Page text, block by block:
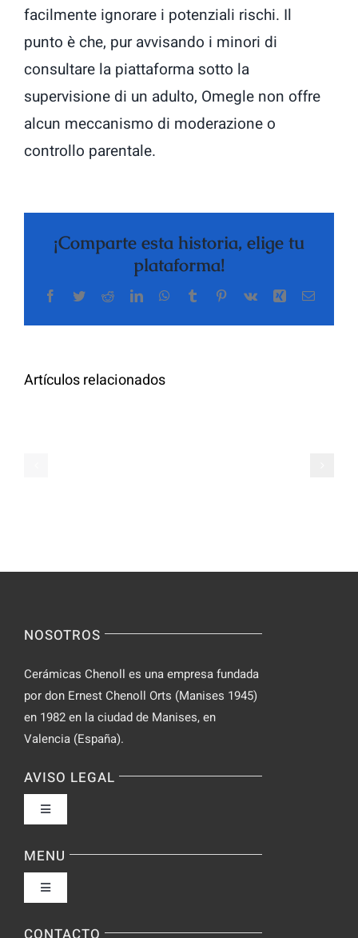
facilmente ignorare i potenziali rischi. Il
punto è che, pur avvisando i minori di
consultare la piattaforma sotto la
supervisione di un adulto, Omegle non offre
alcun meccanismo di moderazione o
controllo parentale.
¡Comparte esta historia, elige tu
plataforma!
Facebook
TwitterRedditLinkedInWhatsApp
TumblrPinterest
Vk Xing Correo
Artículos relacionados
NOSOTROS
Cerámicas Chenoll es una empresa fundada
por don Ernest Chenoll Orts (Manises 1945)
en 1982 en la ciudad de Manises, en
Valencia (España).
AVISO LEGAL
Toggle
Política de privacidad
Condiciones de uso
MENU
Toggle
Fabrica
CONTACTO